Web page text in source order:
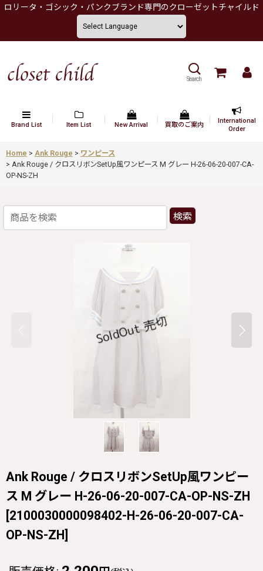
ロリータ・ゴシック・パンクブランド専門のクローゼットチャイルド
Search
Brand List Item List New Arrival 買取のご案内
International
Order
Home > Ank Rouge > ワンピース
> Ank Rouge / クロスリボンSetUp風ワンピース M グレー H-26-06-20-007-CA-
OP-NS-ZH
検索
Ank Rouge / クロスリボンSetUp風ワンピー
ス M グレー H-26-06-20-007-CA-OP-NS-ZH
[2100030000098402-H-26-06-20-007-CA-
OP-NS-ZH]